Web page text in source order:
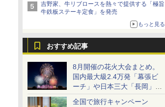
吉野家、牛リブロースを熱々で提供する「極旨
牛鉄板ステーキ定食」を発売
もっと見る
おすすめ記事
8月開催の花火大会まとめ。
国内最大級2.4万発「幕張ビ
ーチ」や日本三大「長岡」な
ど大型イベント目白押し！
全国で旅行キャンペーン